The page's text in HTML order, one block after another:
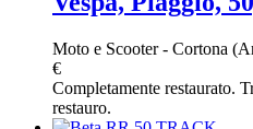
Moto e Scooter- Cortona
€
Completamente restaurato.
restauro.